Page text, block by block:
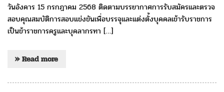
วันอังคาร 15 กรกฎาคม 2568 ติดตามบรรยากาศการรับสมัครและตรวจ
สอบคุณสมบัติการสอบแข่งขันเพื่อบรรจุและแต่งตั้งบุคคลเข้ารับราชการ
เป็นข้าราชการครูและบุคลากรทา […]
» Read more